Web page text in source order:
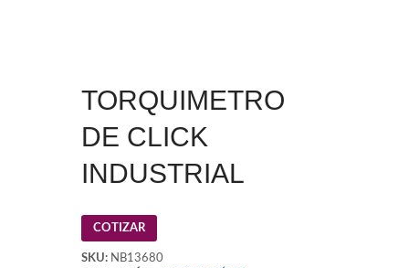
TORQUIMETRO
DE CLICK
INDUSTRIAL
COTIZAR
SKU: NB13680